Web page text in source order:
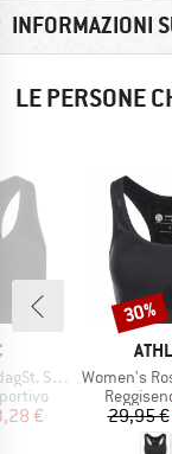
INFORMAZIONI
LE PERSONE
Bra
ridotto
€
Articolo
Women's
Gruppo
29,95 €
Sconto
30%